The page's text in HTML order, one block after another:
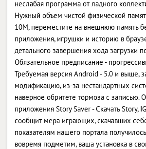
неслабая программа от ладного
Нужный объем чистой физической
10M, переместите на внешнюю память
приложения, игрушки и историю в
детального завершения хода загрузки
Обязательное предписание -
Требуемая версия Android - 5.0 и выше,
модификацию, из-за нестандартных
наверное обритете тормоза с записью.
приложения Story Saver - Скачать Story,
сообщит мера играющих, скачавших
показателям нашего портала
вовремя подметим, ваша установка в